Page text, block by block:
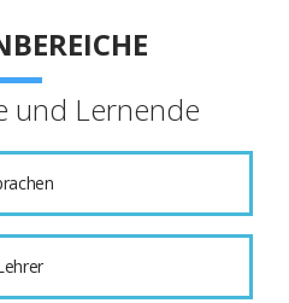
und Lernende